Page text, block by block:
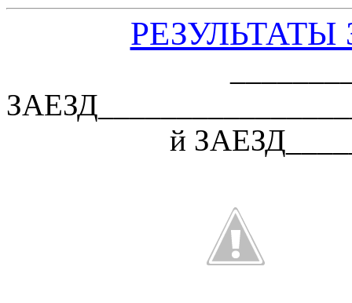
РЕЗУЛЬТАТЫ
й